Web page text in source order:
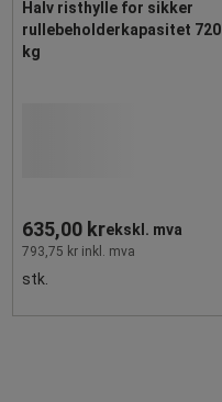
Halv risthylle for sikker
rullebeholderkapasitet 720
kg
635,00 krekskl. mva
793,75 kr inkl. mva
stk.